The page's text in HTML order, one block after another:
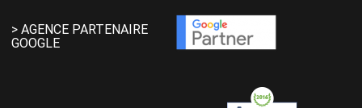
> AGENCE PARTENAIRE
GOOGLE